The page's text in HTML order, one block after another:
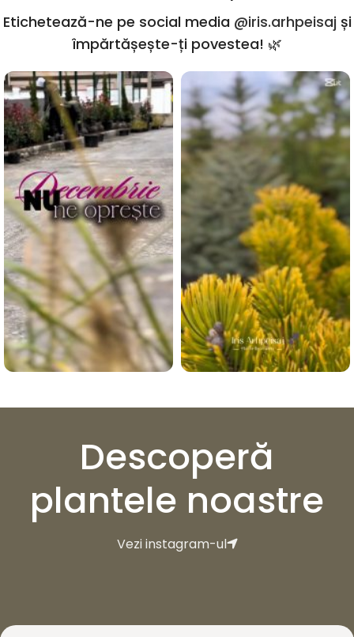
Etichetează-ne pe social media @iris.arhpeisaj și
împărtășește-ți povestea! 🌿
Descoperă
plantele noastre
Vezi instagram-ul